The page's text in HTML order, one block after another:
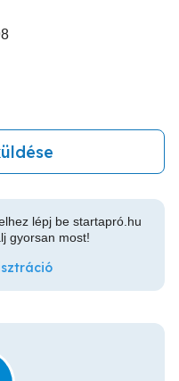
lépj be startapró.hu
gyorsan most!